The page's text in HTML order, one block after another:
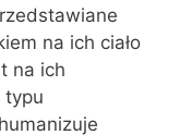
na ich ciało
na ich
typu